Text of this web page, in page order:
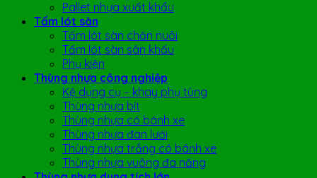
Pallet nhựa xuất khẩu
Tấm lót sàn
Tấm lót sàn chăn nuôi
Tấm lót sàn sân khấu
Phụ kiện
Thùng nhựa công nghiệp
Kệ dụng cụ – khay phụ tùng
Thùng nhựa bít
Thùng nhựa có bánh xe
Thùng nhựa đan lưới
Thùng nhựa trắng có bánh xe
Thùng nhựa vuông đa năng